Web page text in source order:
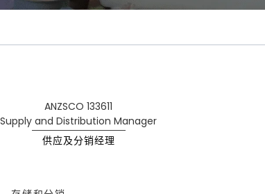
ANZSCO 133611
Supply and Distribution Manager
供应及分销经理